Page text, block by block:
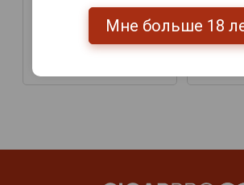
Сигары Oliva Serie V
Belicoso
Мне больше 18